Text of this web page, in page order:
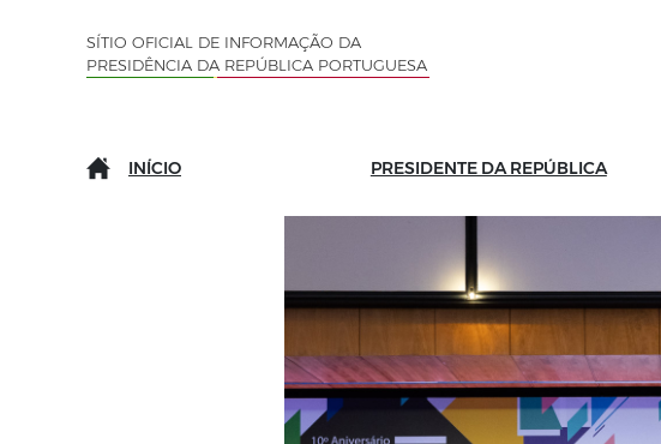
SÍTIO OFICIAL DE INFORMAÇÃO DA
PRESIDÊNCIA DA REPÚBLICA PORTUGUESA
INÍCIO PRESIDENTE DA REPÚBLICA